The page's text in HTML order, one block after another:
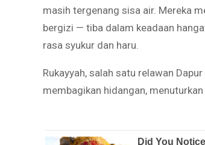
masih tergenang sisa air. Mereka
bergizi — tiba dalam keadaan
rasa syukur dan haru.
Rukayyah, salah satu relawan
membagikan hidangan,